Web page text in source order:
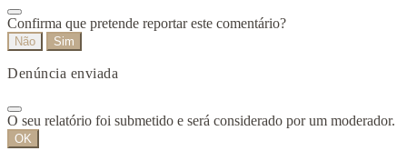
Confirma que pretende reportar este comentário?
Não Sim
Denúncia enviada
O seu relatório foi submetido e será considerado por um moderador.
OK